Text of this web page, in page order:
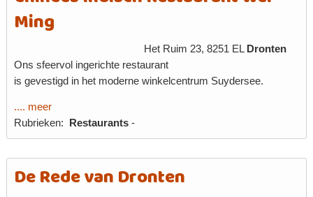
Ming
Het Ruim 23, 8251 EL Dronten
Ons sfeervol ingerichte restaurant
is gevestigd in het moderne winkelcentrum Suydersee.
.... meer
Rubrieken:
Restaurants -
De Rede van Dronten